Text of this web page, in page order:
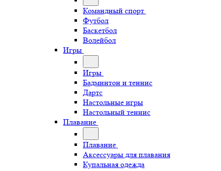
Командный спорт
Футбол
Баскетбол
Волейбол
Игры
Игры
Бадминтон и теннис
Дартс
Настольные игры
Настольный теннис
Плавание
Плавание
Аксессуары для плавания
Купальная одежда